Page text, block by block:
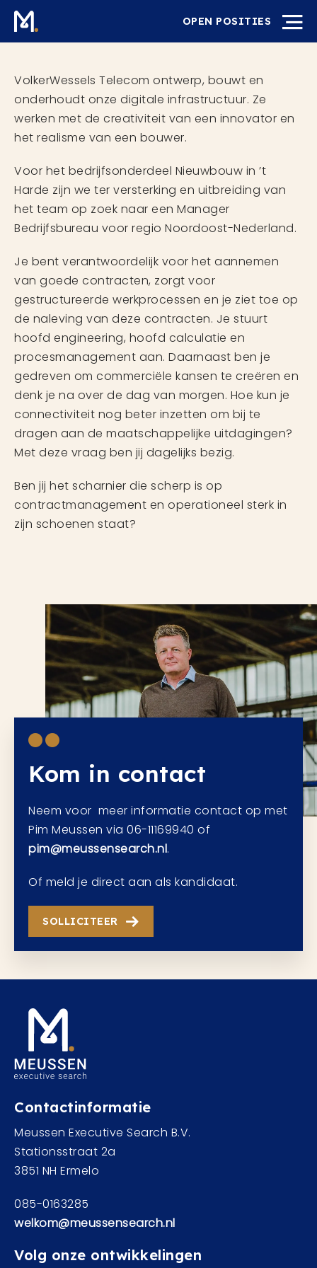
OPEN POSITIES
VolkerWessels Telecom ontwerp, bouwt en
onderhoudt onze digitale infrastructuur. Ze
werken met de creativiteit van een innovator en
het realisme van een bouwer.
Voor het bedrijfsonderdeel Nieuwbouw in ’t
Harde zijn we ter versterking en uitbreiding van
het team op zoek naar een Manager
Bedrijfsbureau voor regio Noordoost-Nederland.
Je bent verantwoordelijk voor het aannemen
van goede contracten, zorgt voor
gestructureerde werkprocessen en je ziet toe op
de naleving van deze contracten. Je stuurt
hoofd engineering, hoofd calculatie en
procesmanagement aan. Daarnaast ben je
gedreven om commerciële kansen te creëren en
denk je na over de dag van morgen. Hoe kun je
connectiviteit nog beter inzetten om bij te
dragen aan de maatschappelijke uitdagingen?
Met deze vraag ben jij dagelijks bezig.
Ben jij het scharnier die scherp is op
contractmanagement en operationeel sterk in
zijn schoenen staat?
Kom in contact
Neem voor meer informatie contact op met
Pim Meussen via 06-11169940 of
pim@meussensearch.nl.
Of meld je direct aan als kandidaat.
SOLLICITEER
Contactinformatie
Meussen Executive Search B.V.
Stationsstraat 2a
3851 NH Ermelo
085-0163285
welkom@meussensearch.nl
Volg onze ontwikkelingen